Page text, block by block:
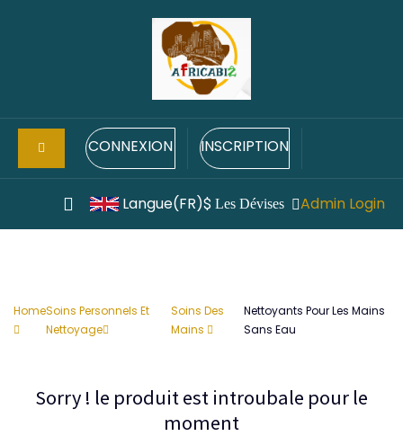
CONNEXION INSCRIPTION
Langue(FR)$ Les Dévises Admin Login
HomeSoins Personnels Et
Nettoyage
Soins Des
Mains
Nettoyants Pour Les Mains
Sans Eau
Sorry ! le produit est introubale pour le
moment